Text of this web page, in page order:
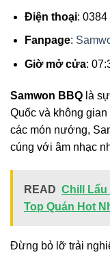
Điện thoại: 0384
Fanpage:
Giờ mở cửa:
Samwon BBQ là
Quốc và không
các món nướng,
cúng với âm nhạc
READ Chill Lẩu
Top Quán Hot
Đừng bỏ lỡ trải